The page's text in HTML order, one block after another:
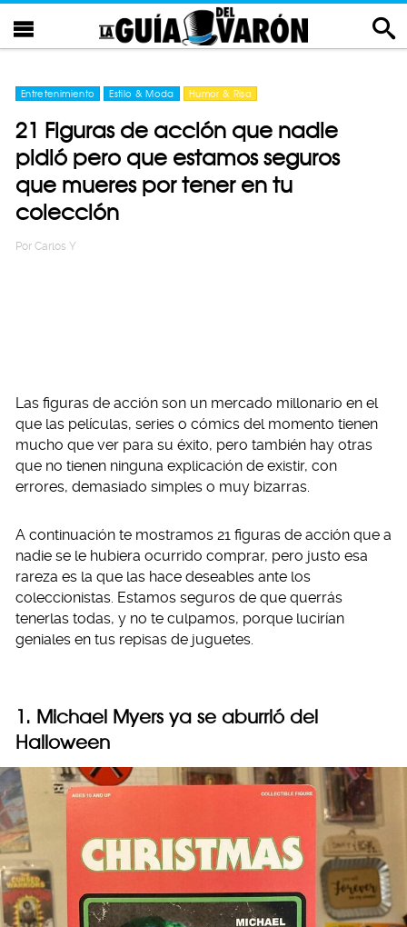
Entretenimiento Estilo & Moda Humor & Risa
21 Figuras de acción que nadie
pidió pero que estamos seguros
que mueres por tener en tu
colección
Por Carlos Y
Las figuras de acción son un mercado millonario en el
que las películas, series o cómics del momento tienen
mucho que ver para su éxito, pero también hay otras
que no tienen ninguna explicación de existir, con
errores, demasiado simples o muy bizarras.
A continuación te mostramos 21 figuras de acción que a
nadie se le hubiera ocurrido comprar, pero justo esa
rareza es la que las hace deseables ante los
coleccionistas. Estamos seguros de que querrás
tenerlas todas, y no te culpamos, porque lucirían
geniales en tus repisas de juguetes.
1. Michael Myers ya se aburrió del
Halloween